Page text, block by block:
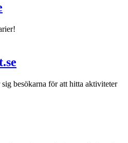
besökarna för att hitta aktiviteter